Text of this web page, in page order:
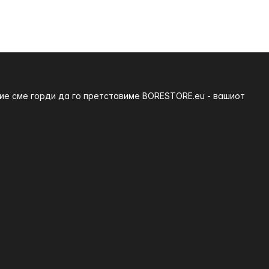
сме горди да го претставиме BORESTORE.eu - вашиот